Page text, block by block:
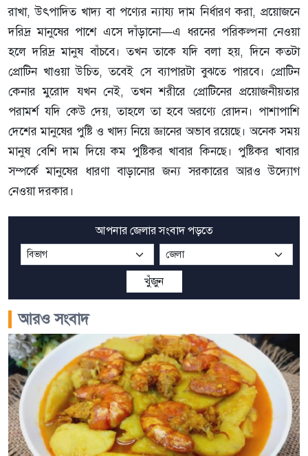
রাখা, উৎপাদিত খাদ্য বা পণ্যের ন্যায্য দাম নির্ধারণ করা, প্রয়োজনে
দরিদ্র মানুষের পাশে এসে দাঁড়ানো—এ ধরনের পরিকল্পনা নেওয়া
হলে দরিদ্র মানুষ বাঁচবে। তখন তাকে যদি বলা হয়, দিনে কতটা
প্রোটিন খাওয়া উচিত, তবেই সে ব্যাপারটা বুঝতে পারবে। প্রোটিন
কেনার মুরোদ যখন নেই, তখন শরীরে প্রোটিনের প্রয়োজনীয়তার
পরামর্শ যদি কেউ দেয়, তাহলে তা হবে অরণ্যে রোদন। পাশাপাশি
দেশের মানুষের পুষ্টি ও খাদ্য নিয়ে জ্ঞানের অভাব রয়েছে। অনেক সময়
মানুষ বেশি দাম দিয়ে কম পুষ্টিকর খাবার কিনছে। পুষ্টিকর খাবার
সম্পর্কে মানুষের ধারণা বাড়ানোর জন্য সরকারের আরও উদ্যোগ
নেওয়া দরকার।
আপনার জেলার সংবাদ পড়তে
খুঁজুন
আরও সংবাদ